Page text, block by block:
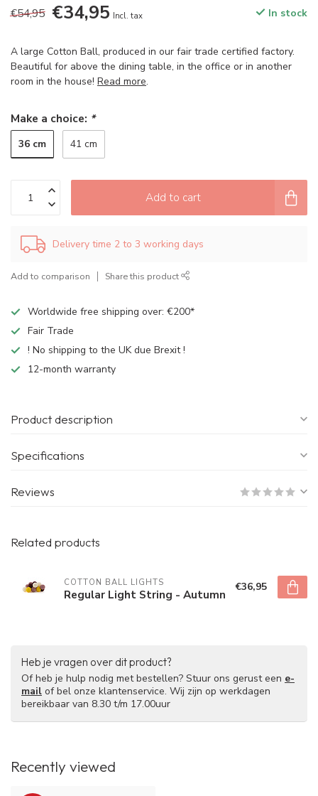
€54,95 €34,95 Incl. tax In stock
A large Cotton Ball, produced in our fair trade certified factory.
Beautiful for above the dining table, in the office or in another
room in the house! Read more.
Make a choice: *
36 cm 41 cm
Add to cart
Delivery time 2 to 3 working days
Add to comparison Share this product
Worldwide free shipping over: €200*
Fair Trade
! No shipping to the UK due Brexit !
12-month warranty
Product description
Specifications
Reviews
Related products
COTTON BALL LIGHTS
Regular Light String - Autumn €36,95
Heb je vragen over dit product?
Of heb je hulp nodig met bestellen? Stuur ons gerust een e-
mail of bel onze klantenservice. Wij zijn op werkdagen
bereikbaar van 8.30 t/m 17.00uur
Recently viewed